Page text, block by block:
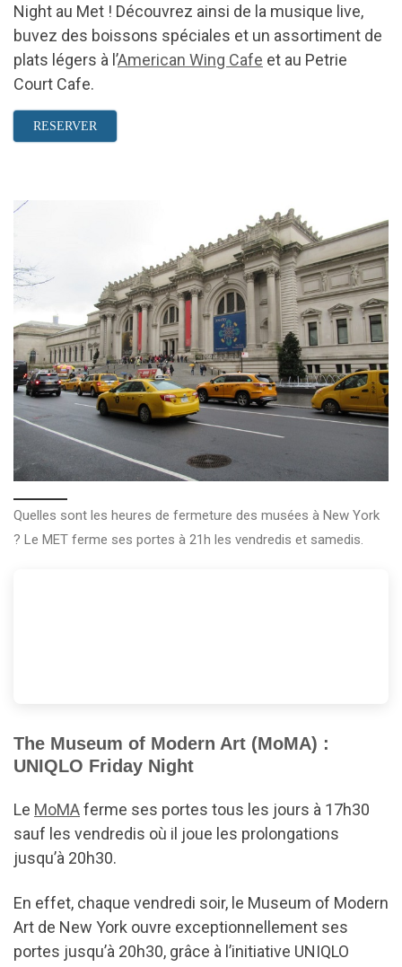
Night au Met ! Découvrez ainsi de la musique live,
buvez des boissons spéciales et un assortiment de
plats légers à l’American Wing Cafe et au Petrie
Court Cafe.
RESERVER
Quelles sont les heures de fermeture des musées à New York
? Le MET ferme ses portes à 21h les vendredis et samedis.
The Museum of Modern Art (MoMA) :
UNIQLO Friday Night
Le MoMAferme ses portes tous les jours à 17h30
sauf les vendredis où il joue les prolongations
jusqu’à 20h30.
En effet, chaque vendredi soir, le Museum of Modern
Art de New York ouvre exceptionnellement ses
portes jusqu’à 20h30, grâce à l’initiative UNIQLO